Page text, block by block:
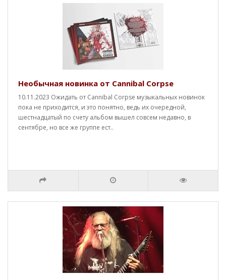
Необычная новинка от Cannibal Corpse
10.11.2023 Ожидать от Cannibal Corpse музыкальных новинок
пока не приходится, и это понятно, ведь их очередной,
шестнадцатый по счету альбом вышел совсем недавно, в
сентябре, но все же группе ест..